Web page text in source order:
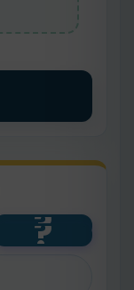
?
alto
?
bajo